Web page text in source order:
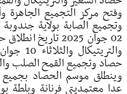
وفتح مركز التجميع الجاهزة
وتجميع الصابة بولاية
02 جوان 2025
حصاد وتجميع القمح الصلب
وينطلق موسم الحصاد بجميع
عدا معتمديتي فرنانة وبلطة